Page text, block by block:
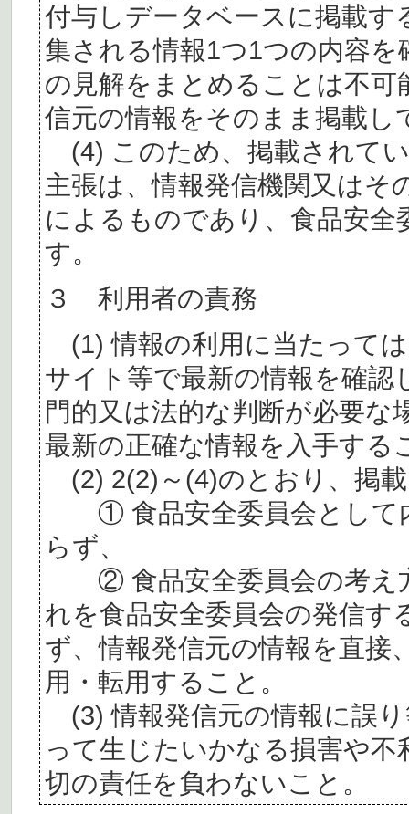
付与しデータベースに掲載
集される情報1つ1つの内容
の見解をまとめることは不
信元の情報をそのまま掲載し
(4) このため、掲載されて
主張は、情報発信機関又はそ
によるものであり、食品安
す。
３ 利用者の責務
(1) 情報の利用に当たって
サイト等で最新の情報を確認
門的又は法的な判断が必要
最新の正確な情報を入手する
(2) 2(2)～(4)のとおり、掲
① 食品安全委員会として
らず、
② 食品安全委員会の考え
れを食品安全委員会の発信す
ず、情報発信元の情報を直接
用・転用すること。
(3) 情報発信元の情報に誤
って生じたいかなる損害や
切の責任を負わないこと。